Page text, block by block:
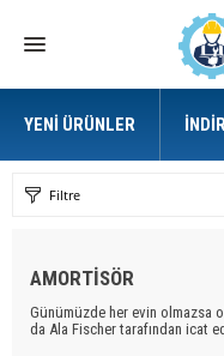
YENI ÜRÜNLER
Filtre
AMORTİSÖR
Günümüzde her evin olmazsa
da Ala Fischer tarafından icat
tambur, elektrik motoru